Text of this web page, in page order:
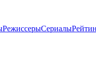
РежиссерыСериалы